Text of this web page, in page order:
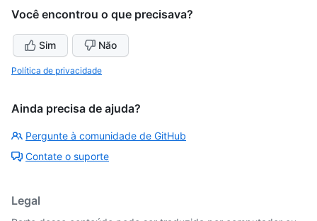
Você encontrou o que precisava?
Sim Não
Política de privacidade
Ainda precisa de ajuda?
Pergunte à comunidade de GitHub
Contate o suporte
Legal